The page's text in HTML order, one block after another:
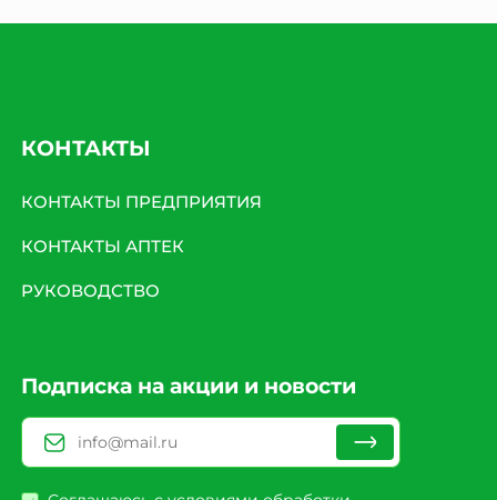
КОНТАКТЫ
КОНТАКТЫ ПРЕДПРИЯТИЯ
КОНТАКТЫ АПТЕК
РУКОВОДСТВО
Подписка на акции и новости